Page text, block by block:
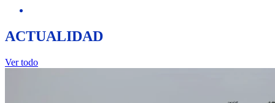
ACTUALIDAD
Ver todo